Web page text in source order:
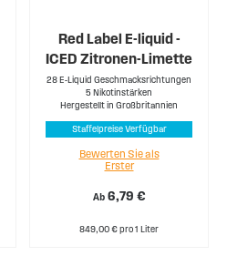
Red Label E-liquid -
ICED Zitronen-Limette
28 E-Liquid Geschmacksrichtungen
5 Nikotinstärken
Hergestellt in Großbritannien
Staffelpreise Verfügbar
Ab 6,79 €
Bewerten Sie als
Erster
849,00 € pro 1 Liter